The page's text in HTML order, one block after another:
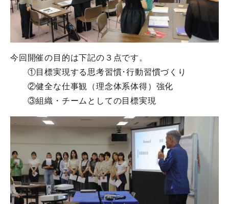
今回開催の目的は下記の３点です。
①目標実現する思考習慣･行動習慣づくり
②健全な仕事観（理念体系体得）強化
③組織・チームとしての目標実現